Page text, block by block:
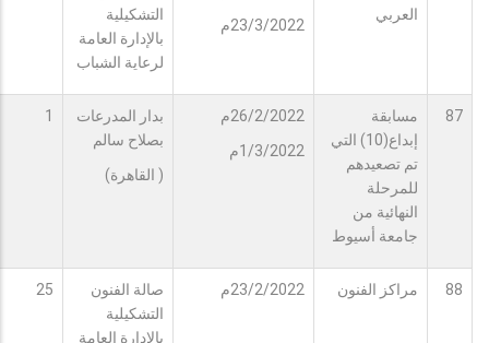
العربي
23/3/2022م
التشكيلية
بالإدارة العامة
لرعاية الشباب
87
مسابقة
إبداع(10) التي
تم تصعيدهم
للمرحلة
النهائية من
جامعة أسيوط
26/2/2022م
1/3/2022م
بدار المدرعات
بصلاح سالم
( القاهرة)
1
88 مراكز الفنون 23/2/2022م
صالة الفنون
التشكيلية
بالإدارة العامة
25